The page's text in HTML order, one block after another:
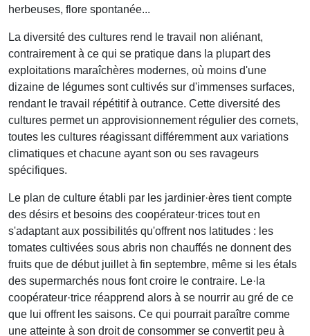
herbeuses, flore spontanée...
La diversité des cultures rend le travail non aliénant,
contrairement à ce qui se pratique dans la plupart des
exploitations maraîchères modernes, où moins d'une
dizaine de légumes sont cultivés sur d'immenses surfaces,
rendant le travail répétitif à outrance. Cette diversité des
cultures permet un approvisionnement régulier des cornets,
toutes les cultures réagissant différemment aux variations
climatiques et chacune ayant son ou ses ravageurs
spécifiques.
Le plan de culture établi par les jardinier·ères tient compte
des désirs et besoins des coopérateur·trices tout en
s'adaptant aux possibilités qu'offrent nos latitudes : les
tomates cultivées sous abris non chauffés ne donnent des
fruits que de début juillet à fin septembre, même si les étals
des supermarchés nous font croire le contraire. Le·la
coopérateur·trice réapprend alors à se nourrir au gré de ce
que lui offrent les saisons. Ce qui pourrait paraître comme
une atteinte à son droit de consommer se convertit peu à